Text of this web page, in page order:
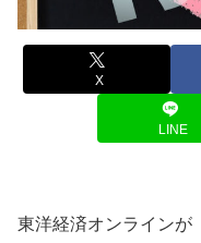
X
LINE
東洋経済オンラインが